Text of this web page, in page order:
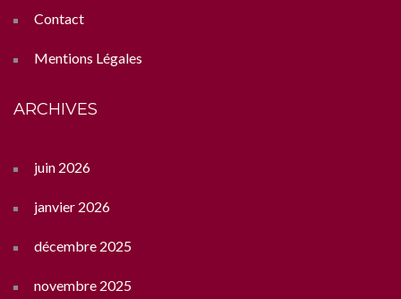
Contact
Mentions Légales
ARCHIVES
juin 2026
janvier 2026
décembre 2025
novembre 2025